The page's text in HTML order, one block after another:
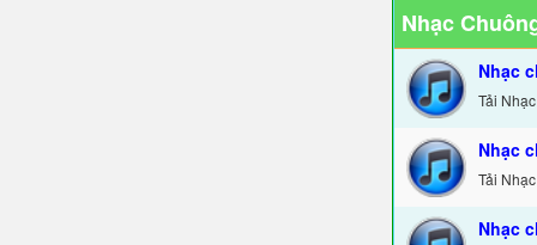
Nhạc
Nhạc
Tải
Nhạc
Tải
Nhạc